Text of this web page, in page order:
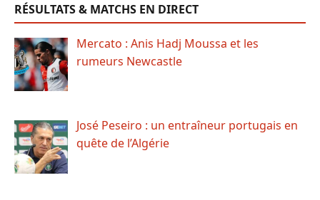
RÉSULTATS & MATCHS EN DIRECT
Mercato : Anis Hadj Moussa et les
rumeurs Newcastle
José Peseiro : un entraîneur portugais en
quête de l’Algérie